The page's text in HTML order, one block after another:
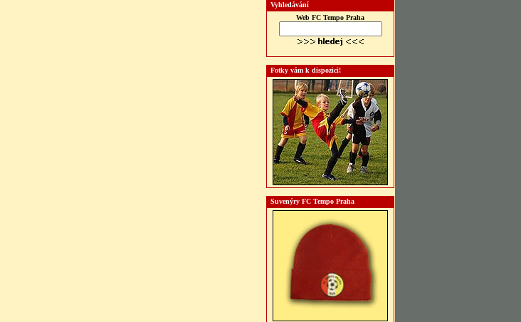
Vyhledávání
Web FC Tempo Praha
Fotky vám k dispozici!
Suvenýry FC Tempo Praha